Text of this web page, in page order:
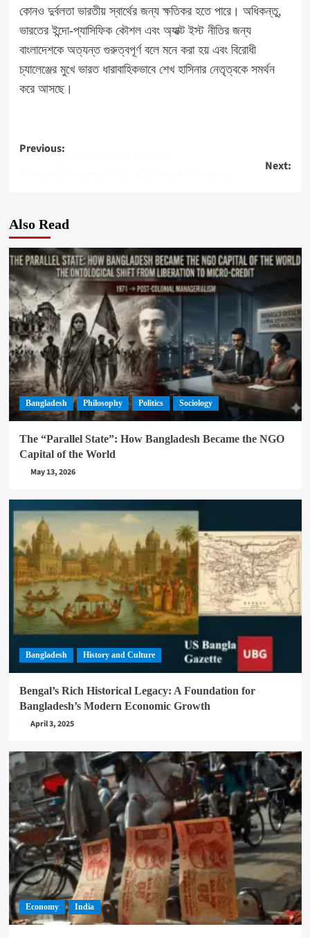
কোনও দুর্বলতা ভারতীয় স্বার্থের জন্য ক্ষতিকর হতে পারে। অধিকন্তু,
ভারতের ইন্দো-প্যাসিফিক কৌশল এবং অ্যাক্ট ইস্ট নীতির জন্য
বাংলাদেশকে অত্যন্ত গুরুত্বপূর্ণ বলে মনে করা হয় এবং বিরোধী
চ্যালেঞ্জের মুখে ভারত ধারাবাহিকভাবে শেখ হাসিনার নেতৃত্বকে সমর্থন
করে আসছে।
Post
Previous:
মোংলা নিয়ন্ত্রণ ও পরিচালনার কাজ পেল ভারত
Next:
Also Read
Bangladesh Philosophy Politics Sociology
The “Parallel State”: How Bangladesh Became the NGO
Capital of the World
May 13, 2026
Bangladesh History and Culture
Bengal’s Rich Historical Legacy: A Foundation for
Bangladesh’s Modern Economic Growth
April 3, 2025
Economy India